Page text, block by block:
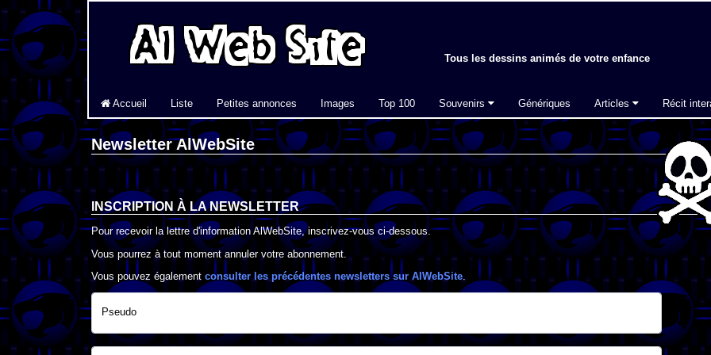
Tous les dessins animés de votre enfance
Accueil Liste Petites annonces Images Top 100 Souvenirs Génériques Articles Récit
Newsletter AlWebSite
INSCRIPTION À LA NEWSLETTER
Pour recevoir la lettre d'information AlWebSite, inscrivez-vous ci-dessous.
Vous pourrez à tout moment annuler votre abonnement.
Vous pouvez également consulter les précédentes newsletters sur AlWebSite.
Pseudo